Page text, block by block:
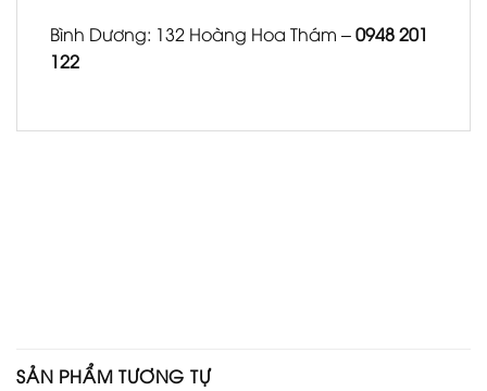
Bình Dương: 132 Hoàng Hoa Thám –0948 201
122
SẢN PHẨM TƯƠNG TỰ